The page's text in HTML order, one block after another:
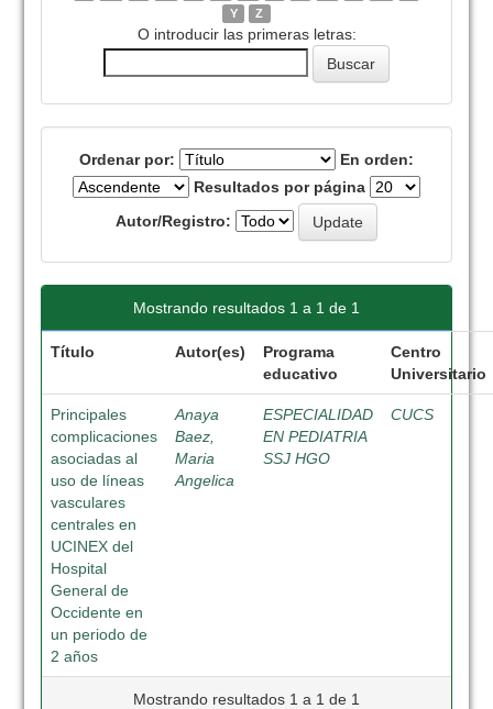
Y
Z
O introducir las primeras letras:
Ordenar por:
En orden:
Resultados por página
Autor/Registro:
Mostrando resultados 1 a 1 de 1
Título Autor(es)
Programa
educativo
Centro
Universitario
Principales
complicaciones
asociadas al
uso de líneas
vasculares
centrales en
UCINEX del
Hospital
General de
Occidente en
un periodo de
2 años
Anaya
Baez,
Maria
Angelica
ESPECIALIDAD
EN PEDIATRIA
SSJ HGO
CUCS
Mostrando resultados 1 a 1 de 1